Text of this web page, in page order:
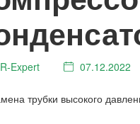
LR⁠-⁠Expert 07.12.2022